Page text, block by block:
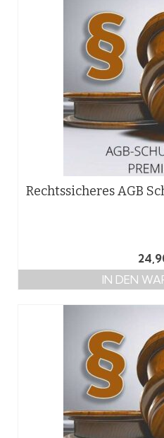
Rechtssicheres AGB
IN DEN